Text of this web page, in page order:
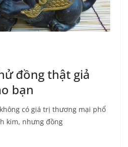
đồng thật giả
bạn
có giá trị thương mại phổ
kim, nhưng đồng